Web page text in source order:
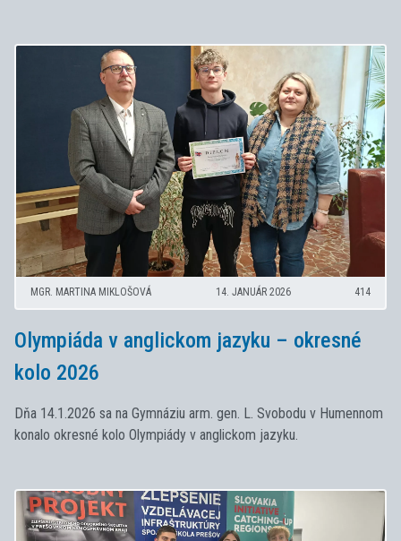
Olympiáda v anglickom jazyku – okresné
kolo 2026
MGR. MARTINA MIKLOŠOVÁ 14. JANUÁR 2026 414
Dňa 14.1.2026 sa na Gymnáziu arm. gen. L. Svobodu v Humennom
konalo okresné kolo Olympiády v anglickom jazyku.